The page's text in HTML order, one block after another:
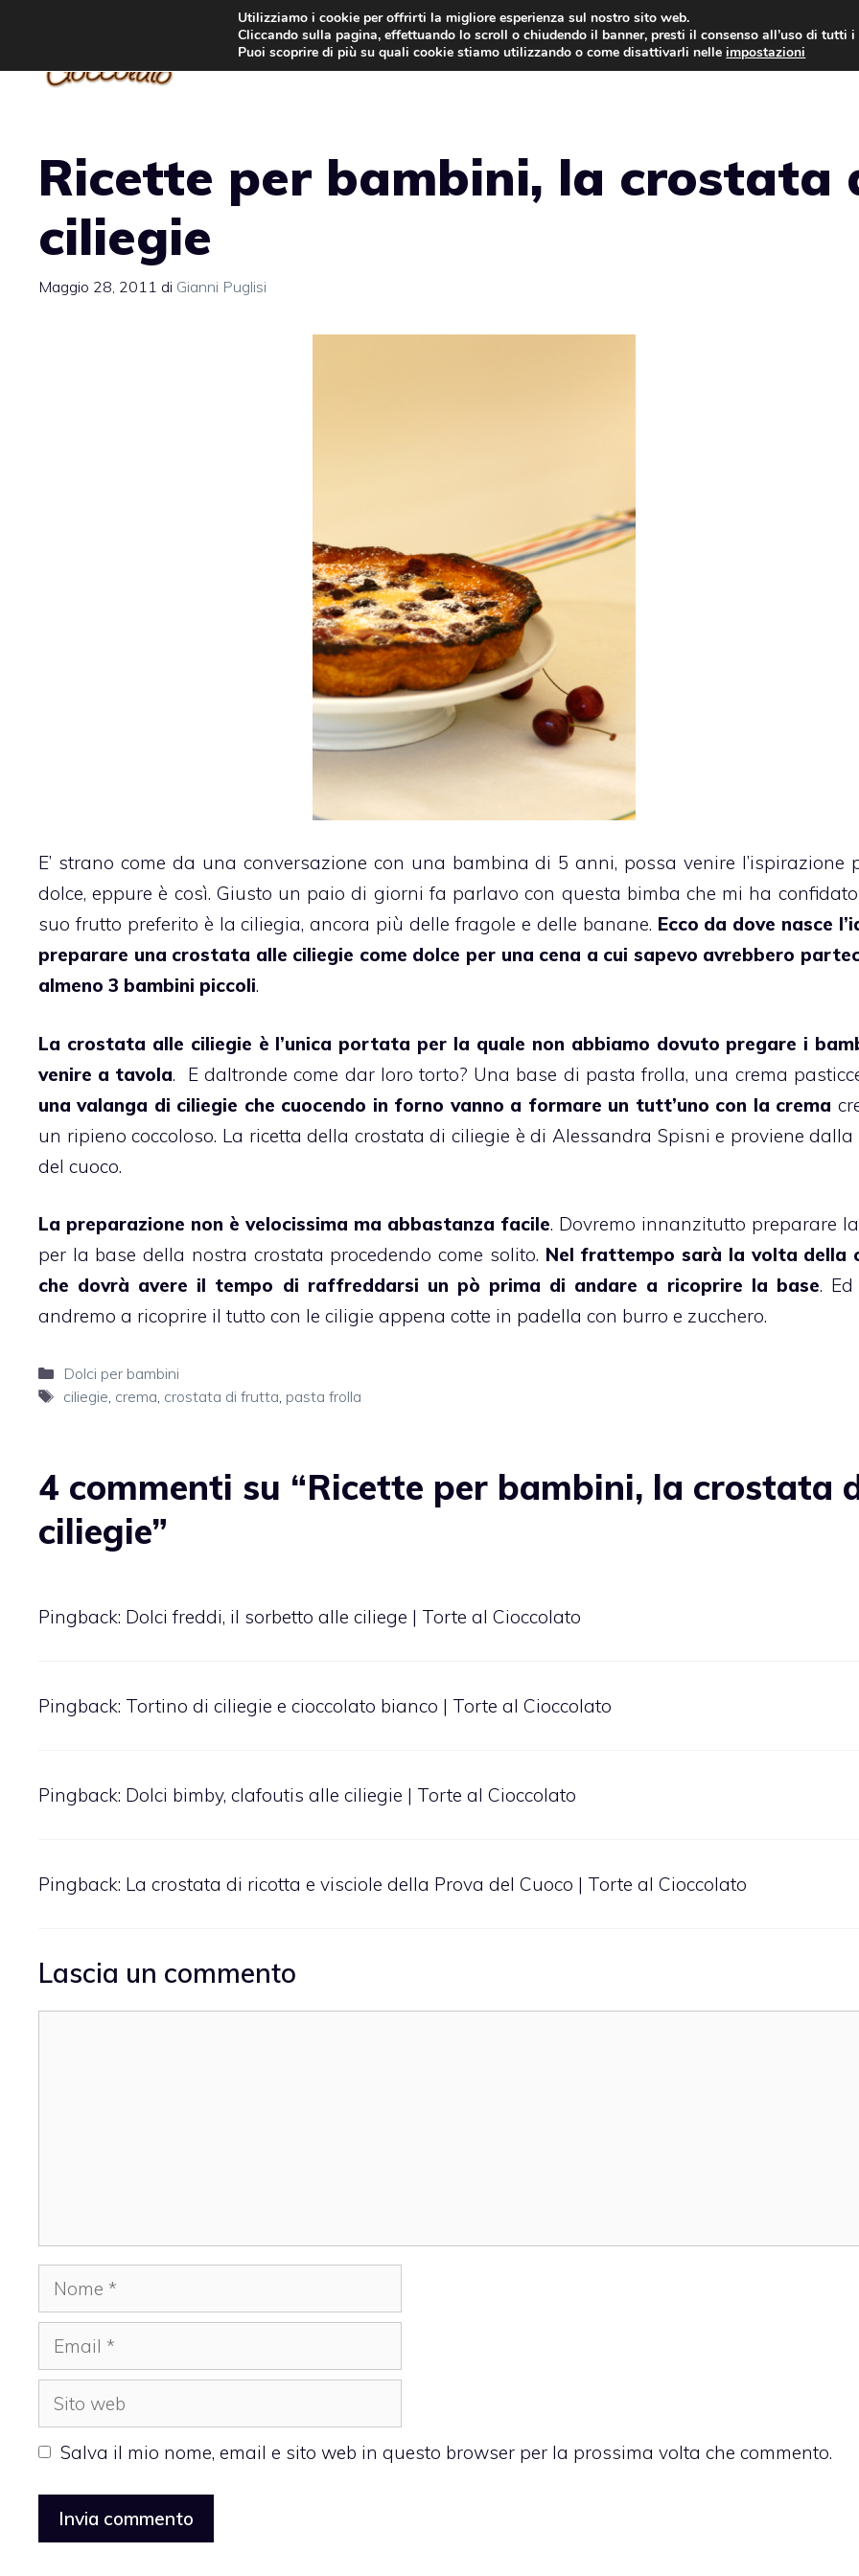
contenuto
TORTE AL CIOCCOLATO TORTE CLASSICHE
Ricette per bambini, la crostata
ciliegie
Maggio 28, 2011 di Gianni Puglisi
E’ strano come da una conversazione con una bambina di 5 anni, possa venire l’ispirazione
dolce, eppure è così. Giusto un paio di giorni fa parlavo con questa bimba che mi ha
suo frutto preferito è la ciliegia, ancora più delle fragole e delle banane. Ecco da dove nasce
preparare una crostata alle ciliegie come dolce per una cena a cui sapevo avrebbero
almeno 3 bambini piccoli.
La crostata alle ciliegie è l’unica portata per la quale non abbiamo dovuto pregare i
venire a tavola. E daltronde come dar loro torto? Una base di pasta frolla, una crema
una valanga di ciliegie che cuocendo in forno vanno a formare un tutt’uno con la crema
un ripieno coccoloso. La ricetta della crostatadi ciliegie è di Alessandra Spisni e proviene dalla
del cuoco.
La preparazione non è velocissima ma abbastanza facile. Dovremo innanzitutto preparare
per la base della nostra crostata procedendo come solito. Nel frattempo sarà la volta della
che dovrà avere il tempo di raffreddarsi un pò prima di andare a ricoprire la base.
andremo a ricoprire il tutto con le ciligie appena cotte in padella con burro e zucchero.
Categorie
Dolci per bambini
Tag
ciliegie, crema, crostata di frutta, pasta frolla
4 commenti su “Ricette per bambini, la crostata
ciliegie”
Pingback: Dolci freddi, il sorbetto alle ciliege | Torte al Cioccolato
Pingback: Tortino di ciliegie e cioccolato bianco | Torte al Cioccolato
Pingback: Dolci bimby, clafoutis alle ciliegie | Torte al Cioccolato
Pingback: La crostata di ricotta e visciole della Prova del Cuoco | Torte al Cioccolato
Lascia un commento
Nome
Email
Sito
web
Salva il mio nome, email e sito web in questo browser per la prossima volta che commento.
Utilizziamo i cookie per offrirti la migliore esperienza sul nostro sito web.
Cliccando sulla pagina, effettuando lo scroll o chiudendo il banner, presti il consenso all’uso di tutti
Puoi scoprire di più su quali cookie stiamo utilizzando o come disattivarli nelleimpostazioni